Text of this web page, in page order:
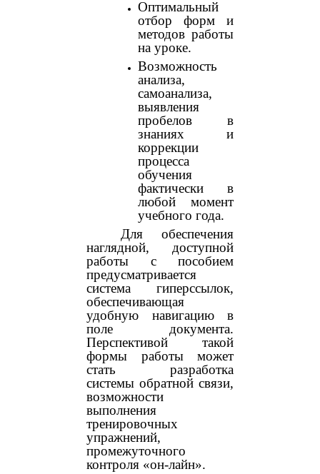
Оптимальный
отбор форм и
методов работы
на уроке.
Возможность
анализа,
самоанализа,
выявления
пробелов в
знаниях и
коррекции
процесса
обучения
фактически в
любой момент
учебного года.
Для обеспечения
наглядной, доступной
работы с пособием
предусматривается
система гиперссылок,
обеспечивающая
удобную навигацию в
поле документа.
Перспективой такой
формы работы может
стать разработка
системы обратной связи,
возможности
выполнения
тренировочных
упражнений,
промежуточного
контроля «он-лайн».